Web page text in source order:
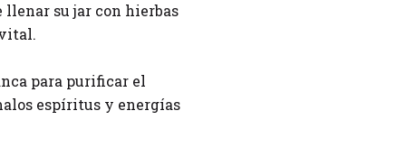
llenar su jar con hierbas
para purificar el
espíritus y energías